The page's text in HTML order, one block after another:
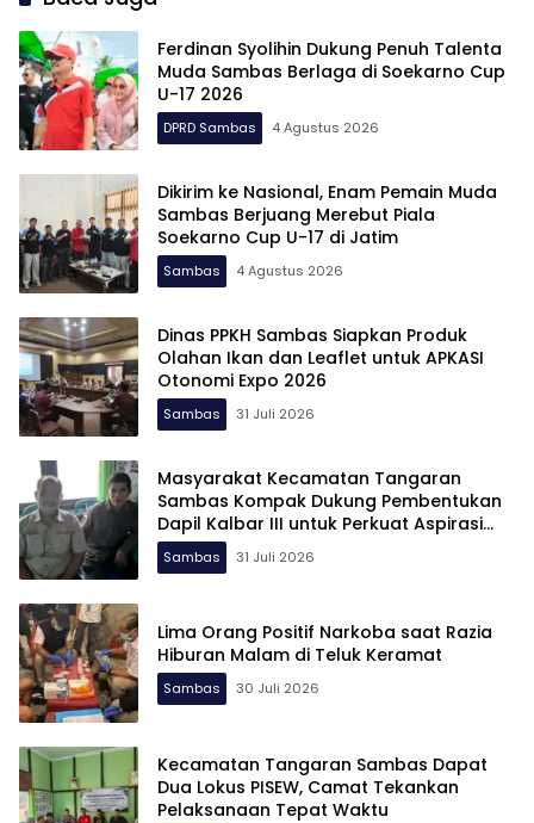
Ferdinan Syolihin Dukung Penuh Talenta
Muda Sambas Berlaga di Soekarno Cup
U-17 2026
DPRD Sambas 4 Agustus 2026
Dikirim ke Nasional, Enam Pemain Muda
Sambas Berjuang Merebut Piala
Soekarno Cup U-17 di Jatim
Sambas 4 Agustus 2026
Dinas PPKH Sambas Siapkan Produk
Olahan Ikan dan Leaflet untuk APKASI
Otonomi Expo 2026
Sambas 31 Juli 2026
Masyarakat Kecamatan Tangaran
Sambas Kompak Dukung Pembentukan
Dapil Kalbar III untuk Perkuat Aspirasi
Perbatasan
Sambas 31 Juli 2026
Lima Orang Positif Narkoba saat Razia
Hiburan Malam di Teluk Keramat
Sambas 30 Juli 2026
Kecamatan Tangaran Sambas Dapat
Dua Lokus PISEW, Camat Tekankan
Pelaksanaan Tepat Waktu